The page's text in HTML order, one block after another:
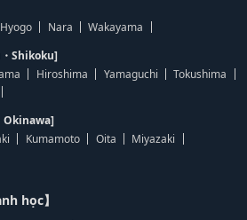
Hyogo Nara
Wakayama
Shikoku]
Hiroshima Yamaguchi
Tokushima
Okinawa]
Kumamoto Oita
Miyazaki
học】